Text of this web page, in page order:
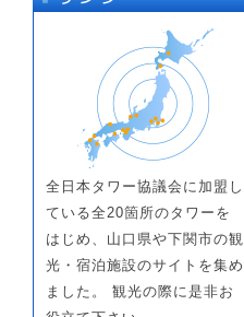
全日本タワー協議会に加盟し
ている全20箇所のタワーを
はじめ、山口県や下関市の観
光・宿泊施設のサイトを集め
ました。 観光の際に是非お